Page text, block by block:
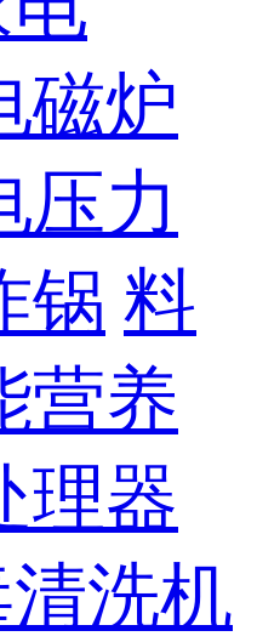
磁炉
压力
锅 料
营养
理器
洗机